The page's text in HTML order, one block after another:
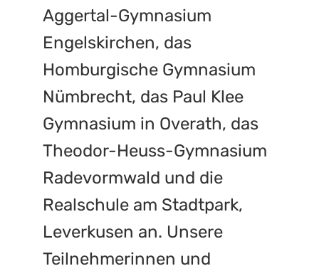
Aggertal-Gymnasium
Engelskirchen, das
Homburgische Gymnasium
Nümbrecht, das Paul Klee
Gymnasium in Overath, das
Theodor-Heuss-Gymnasium
Radevormwald und die
Realschule am Stadtpark,
Leverkusen an. Unsere
Teilnehmerinnen und